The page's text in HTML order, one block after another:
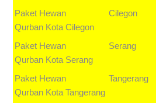
Paket Hewan
Qurban Kota Cilegon
Cilegon
Paket Hewan
Qurban Kota Serang
Serang
Paket Hewan
Qurban Kota Tangerang
Tangerang